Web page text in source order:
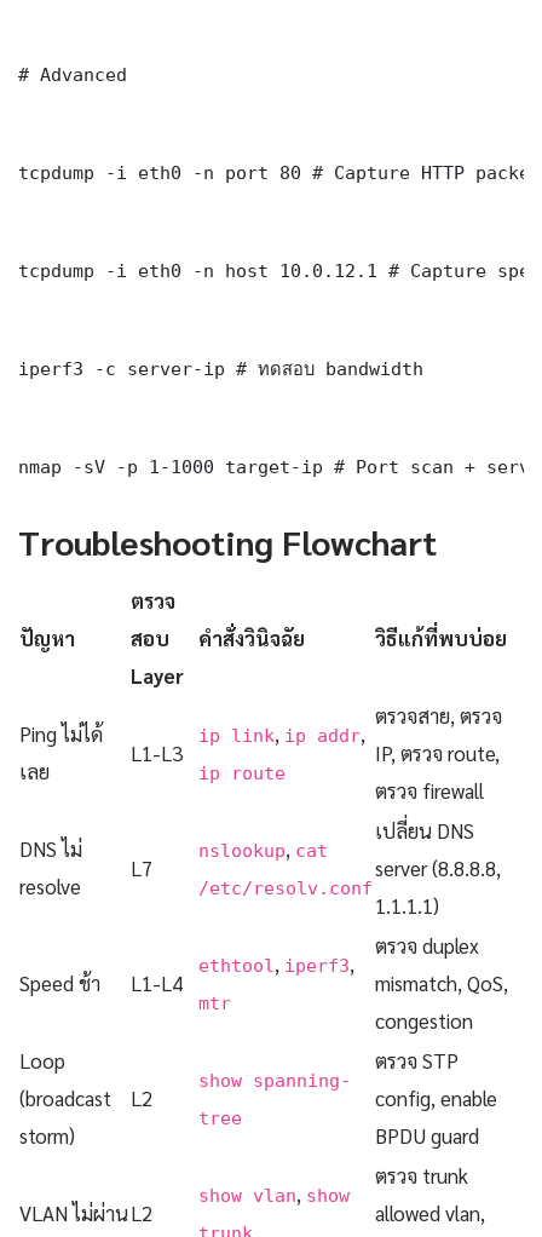
# Advanced
tcpdump -i eth0 -n port 80 # Capture HTTP
tcpdump -i eth0 -n host 10.0.12.1 # Capture
iperf3 -c server-ip # ทดสอบ bandwidth
nmap -sV -p 1-1000 target-ip # Port scan +
Troubleshooting Flowchart
ปัญหา
ตรวจ
สอบ
Layer
คำสั่งวินิจฉัย วิธีแก้ที่พบบ่อย
Ping ไม่ได้
เลย
L1-L3
ip link, ip addr,
ip route
ตรวจสาย, ตรวจ
IP, ตรวจ route,
ตรวจ firewall
DNS ไม่
resolve
L7
nslookup, cat
/etc/resolv.conf
เปลี่ยน DNS
server (8.8.8.8,
1.1.1.1)
Speed ช้า L1-L4
ethtool , iperf3,
mtr
ตรวจ duplex
mismatch, QoS,
congestion
Loop
(broadcast
storm)
L2
show spanning-
tree
ตรวจ STP
config, enable
BPDU guard
VLAN ไม่ผ่านL2
show vlan, show
ตรวจ trunk
allowed vlan,